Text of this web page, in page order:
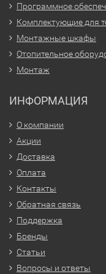
Программное
Комплектующие для
Монтажные шкафы
Отопительное
Монтаж
ИНФОРМАЦИЯ
О компании
Акции
Доставка
Оплата
Контакты
Обратная связь
Поддержка
Бренды
Статьи
Вопросы и ответы